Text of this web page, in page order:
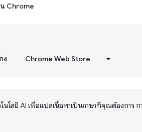
น Chrome
ง Chrome Web Store
นโลยี AI เพื่อแปลเนื้อหาเป็นภาษาที่คุณต้องการ ก